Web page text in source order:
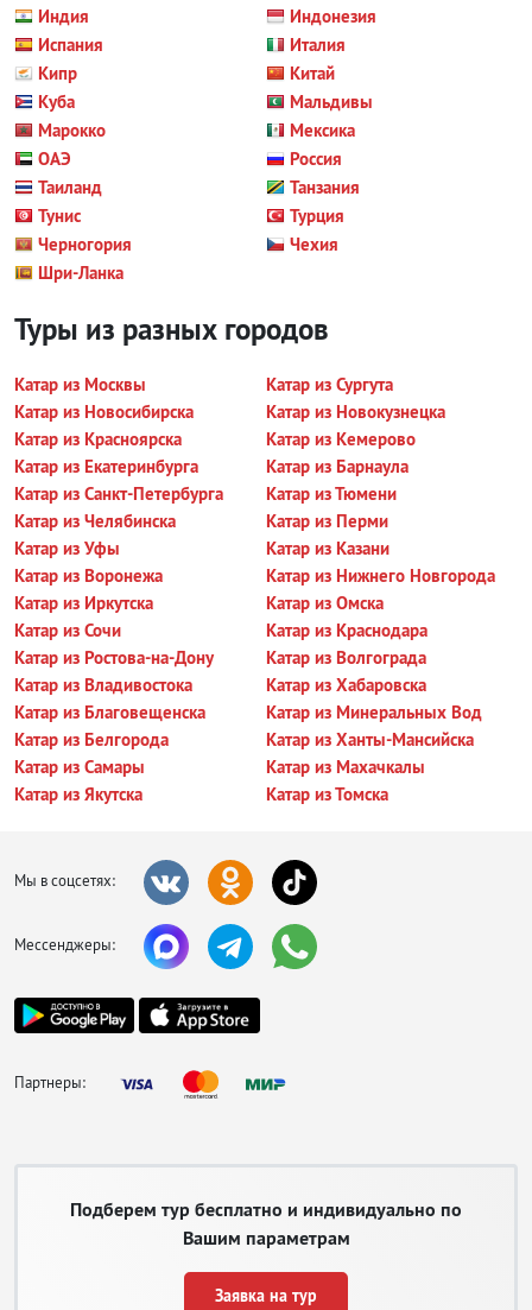
Индия
Индонезия
Испания
Италия
Кипр
Китай
Куба
Мальдивы
Марокко
Мексика
ОАЭ
Россия
Таиланд
Танзания
Тунис
Турция
Черногория
Чехия
Шри-Ланка
Туры из разных городов
Катар из Москвы
Катар из Сургута
Катар из Новосибирска
Катар из Новокузнецка
Катар из Красноярска
Катар из Кемерово
Катар из Екатеринбурга
Катар из Барнаула
Катар из Санкт-Петербурга
Катар из Тюмени
Катар из Челябинска
Катар из Перми
Катар из Уфы
Катар из Казани
Катар из Воронежа
Катар из Нижнего Новгорода
Катар из Иркутска
Катар из Омска
Катар из Сочи
Катар из Краснодара
Катар из Ростова-на-Дону
Катар из Волгограда
Катар из Владивостока
Катар из Хабаровска
Катар из Благовещенска
Катар из Минеральных Вод
Катар из Белгорода
Катар из Ханты-Мансийска
Катар из Самары
Катар из Махачкалы
Катар из Якутска
Катар из Томска
Мы в соцсетях:
Мессенджеры:
Партнеры:
Подберем тур бесплатно и индивидуально по
Вашим параметрам
Заявка на тур